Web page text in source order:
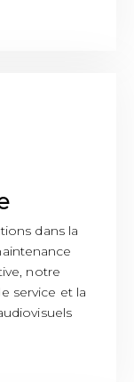
dans la
notre
service et la